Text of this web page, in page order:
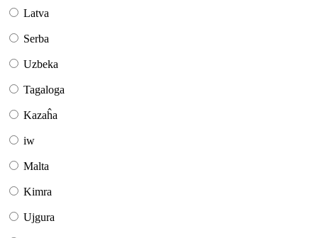
Latva
Serba
Uzbeka
Tagaloga
Kazaĥa
iw
Malta
Kimra
Ujgura